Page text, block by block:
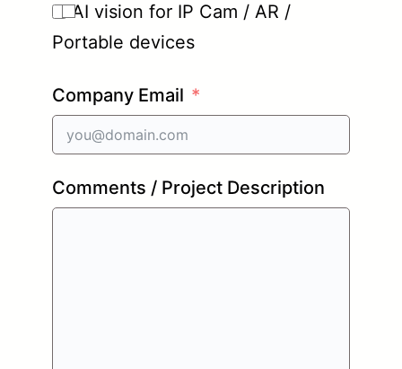
AI vision for IP Cam / AR /
Portable devices
Company Email
Comments / Project Description